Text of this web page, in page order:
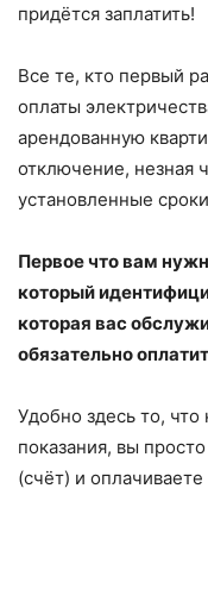
придётся заплатить!
Все те, кто первый
оплаты
арендованную
отключение, незная
установленные
Первое что вам
который
которая вас
обязательно
Удобно здесь то,
показания, вы
(счёт) и